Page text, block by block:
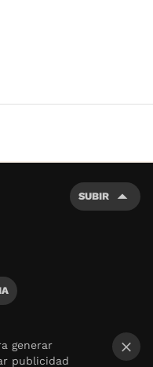
SUBIR
generar
publicidad